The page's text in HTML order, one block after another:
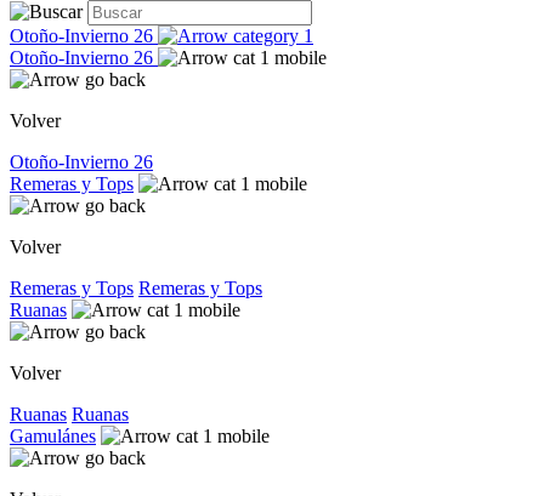
Otoño-Invierno 26
Otoño-Invierno 26
Volver
Otoño-Invierno 26
Remeras y Tops
Volver
Remeras y Tops Remeras y Tops
Ruanas
Volver
Ruanas Ruanas
Gamulánes